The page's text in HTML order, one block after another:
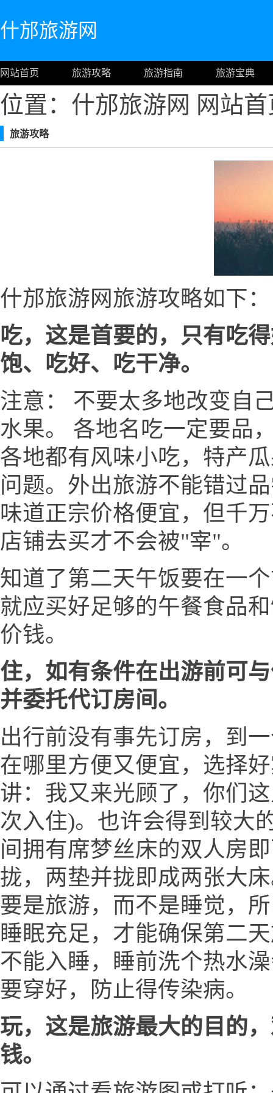
什邡旅游网
网站首页 旅游攻略 旅游指南 旅游宝典
位置：什邡旅游网 网站
旅游攻略
什邡旅游网旅游攻略如下：
吃，这是首要的，只有吃
饱、吃好、吃干净。
注意： 不要太多地改变自
水果。 各地名吃一定要品
各地都有风味小吃，特产
问题。外出旅游不能错过
味道正宗价格便宜，但千
店铺去买才不会被"宰"。
知道了第二天午饭要在一
就应买好足够的午餐食品
价钱。
住，如有条件在出游前可
并委托代订房间。
出行前没有事先订房，到
在哪里方便又便宜，选择
讲：我又来光顾了，你们
次入住)。也许会得到较大
间拥有席梦丝床的双人房
拢，两垫并拢即成两张大
要是旅游，而不是睡觉，
睡眠充足，才能确保第二
不能入睡，睡前洗个热水
要穿好，防止得传染病。
玩，这是旅游最大的目的
钱。